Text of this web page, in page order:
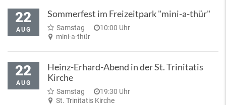
22
AUG
Sommerfest im Freizeitpark "mini-a-thür"
Samstag
10:00 Uhr
mini-a-thür
22
AUG
Heinz-Erhard-Abend in der St. Trinitatis
Kirche
Samstag
19:30 Uhr
St. Trinitatis Kirche